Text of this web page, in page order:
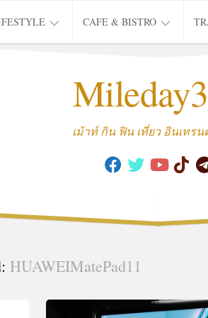
CAFE & BISTRO
CAFE
เม้าท์ กิน ฟิน เที่ยว อินเทรน
HUAWEIMatePad11